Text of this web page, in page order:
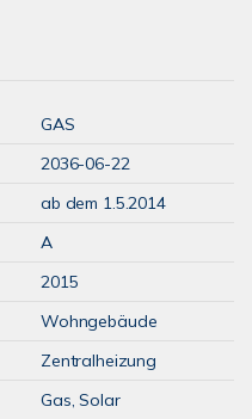
GAS
2036-06-22
ab dem 1.5.2014
A
2015
Wohngebäude
Zentralheizung
Gas, Solar